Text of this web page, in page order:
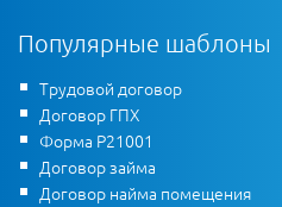
Популярные шаблоны
Трудовой договор
Договор ГПХ
Форма Р21001
Договор займа
Договор найма помещения